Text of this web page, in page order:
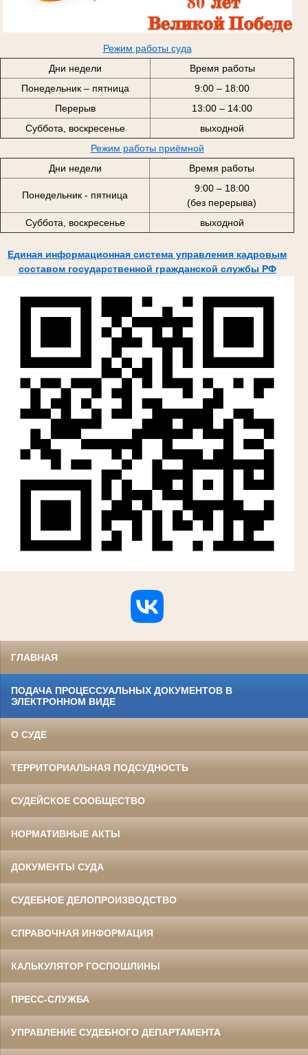
Режим работы суда
Дни недели
Время работы
Понедельник – пятница
9:00 – 18:00
Перерыв
13:00 – 14:00
Суббота, воскресенье
выходной
Режим работы приёмной
Дни недели
Время работы
Понедельник - пятница
9:00 – 18:00
(без перерыва)
Суббота, воскресенье
выходной
Единая информационная система управления кадровым
составом государственной гражданской службы РФ
ГЛАВНАЯ
ПОДАЧА ПРОЦЕССУАЛЬНЫХ ДОКУМЕНТОВ В
ЭЛЕКТРОННОМ ВИДЕ
О СУДЕ
ТЕРРИТОРИАЛЬНАЯ ПОДСУДНОСТЬ
СУДЕЙСКОЕ СООБЩЕСТВО
НОРМАТИВНЫЕ АКТЫ
ДОКУМЕНТЫ СУДА
СУДЕБНОЕ ДЕЛОПРОИЗВОДСТВО
СПРАВОЧНАЯ ИНФОРМАЦИЯ
КАЛЬКУЛЯТОР ГОСПОШЛИНЫ
ПРЕСС-СЛУЖБА
УПРАВЛЕНИЕ СУДЕБНОГО ДЕПАРТАМЕНТА